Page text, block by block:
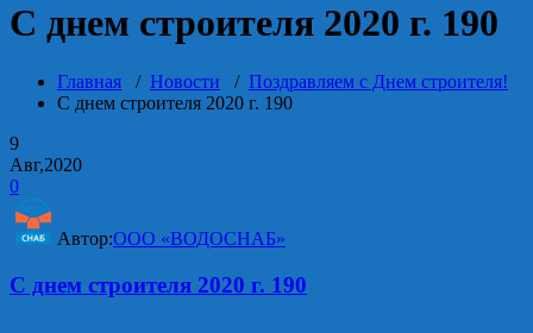
С днем строителя 2020 г. 190
Главная / Новости / Поздравляем с Днем строителя!
С днем строителя 2020 г. 190
9
Авг,2020
0
Автор:ООО «ВОДОСНАБ»
С днем строителя 2020 г. 190